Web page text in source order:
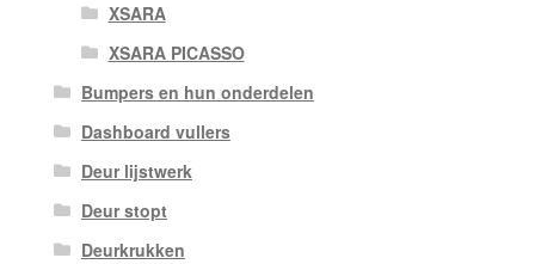
XSARA
XSARA PICASSO
Bumpers en hun onderdelen
Dashboard vullers
Deur lijstwerk
Deur stopt
Deurkrukken